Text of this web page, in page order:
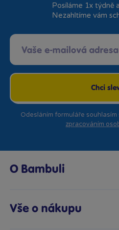
Posíláme 1x týdně
Nezahltíme vám
Chci
Odesláním formuláře souhlasím
zpracováním
O Bambuli
Prodejny Bambule
Vše o nákupu